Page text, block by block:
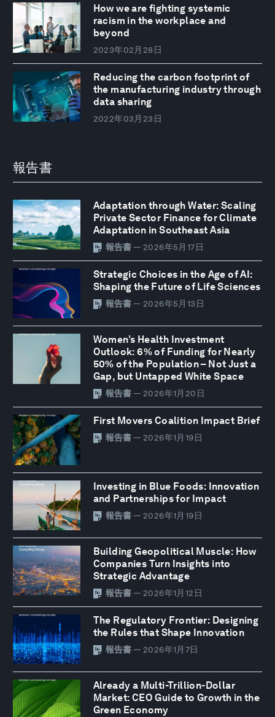
How we are fighting systemic
racism in the workplace and
beyond
2023年02月28日
Reducing the carbon footprint of
the manufacturing industry through
data sharing
2022年03月23日
報告書
Adaptation through Water: Scaling
Private Sector Finance for Climate
Adaptation in Southeast Asia
報告書 — 2026年5月17日
Strategic Choices in the Age of AI:
Shaping the Future of Life Sciences
報告書 — 2026年5月13日
Women’s Health Investment
Outlook: 6% of Funding for Nearly
50% of the Population – Not Just a
Gap, but Untapped White Space
報告書 — 2026年1月20日
First Movers Coalition Impact Brief
報告書 — 2026年1月19日
Investing in Blue Foods: Innovation
and Partnerships for Impact
報告書 — 2026年1月19日
Building Geopolitical Muscle: How
Companies Turn Insights into
Strategic Advantage
報告書 — 2026年1月12日
The Regulatory Frontier: Designing
the Rules that Shape Innovation
報告書 — 2026年1月7日
Already a Multi-Trillion-Dollar
Market: CEO Guide to Growth in the
Green Economy